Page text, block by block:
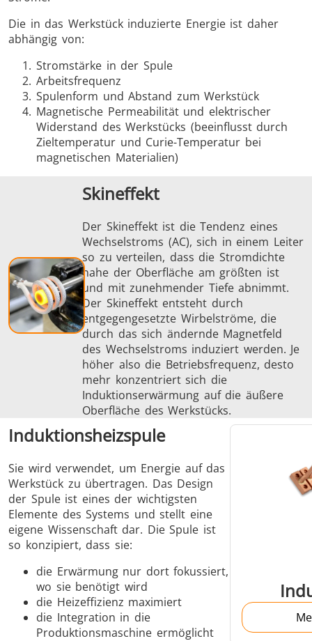
Die in das Werkstück induzierte Energie ist daher
abhängig von:
Stromstärke in der Spule
Arbeitsfrequenz
Spulenform und Abstand zum Werkstück
Magnetische Permeabilität und elektrischer
Widerstand des Werkstücks (beeinflusst durch
Zieltemperatur und Curie-Temperatur bei
magnetischen Materialien)
Skineffekt
Der Skineffekt ist die Tendenz eines
Wechselstroms (AC), sich in einem Leiter
so zu verteilen, dass die Stromdichte
nahe der Oberfläche am größten ist
und mit zunehmender Tiefe abnimmt.
Der Skineffekt entsteht durch
entgegengesetzte Wirbelströme, die
durch das sich ändernde Magnetfeld
des Wechselstroms induziert werden. Je
höher also die Betriebsfrequenz, desto
mehr konzentriert sich die
Induktionserwärmung auf die äußere
Oberfläche des Werkstücks.
Induktionsheizspule
Sie wird verwendet, um Energie auf das
Werkstück zu übertragen. Das Design
der Spule ist eines der wichtigsten
Elemente des Systems und stellt eine
eigene Wissenschaft dar. Die Spule ist
so konzipiert, dass sie:
die Erwärmung nur dort fokussiert,
wo sie benötigt wird
die Heizeffizienz maximiert
die Integration in die
Produktionsmaschine ermöglicht